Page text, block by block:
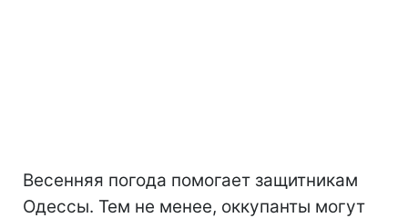
Весенняя погода помогает защитникам
Одессы. Тем не менее, оккупанты могут